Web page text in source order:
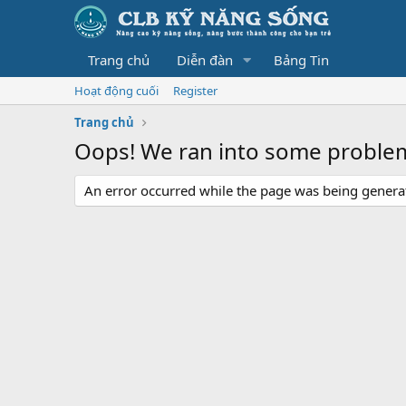
Trang chủ Diễn đàn Bảng Tin
Hoạt động cuối
Register
Trang chủ
Oops! We ran into some
An error occurred while the page was being